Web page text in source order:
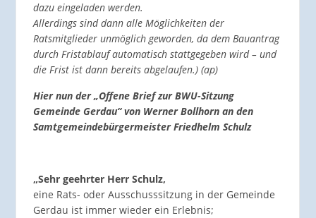
dazu eingeladen werden.
Allerdings sind dann alle Möglichkeiten der
Ratsmitglieder unmöglich geworden, da dem Bauantrag
durch Fristablauf automatisch stattgegeben wird – und
die Frist ist dann bereits abgelaufen.) (ap)
Hier nun der „Offene Brief zur BWU-Sitzung
Gemeinde Gerdau“ von Werner Bollhorn an den
Samtgemeindebürgermeister Friedhelm Schulz
„Sehr geehrter Herr Schulz,
eine Rats- oder Ausschusssitzung in der Gemeinde
Gerdau ist immer wieder ein Erlebnis;